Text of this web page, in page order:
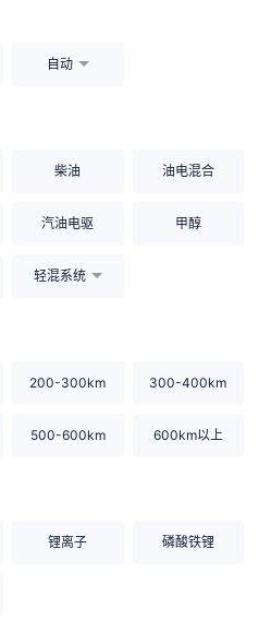
自动
柴油 油电混合
汽油电驱 甲醇
轻混系统
200-300km 300-400km
500-600km 600km以上
锂离子 磷酸铁锂